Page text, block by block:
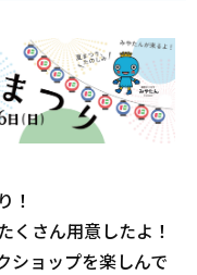
！
くさん用意したよ！
ショップを楽しんで